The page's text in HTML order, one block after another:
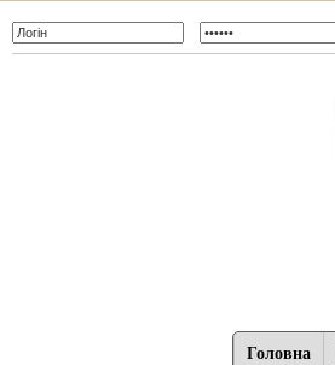
Головна